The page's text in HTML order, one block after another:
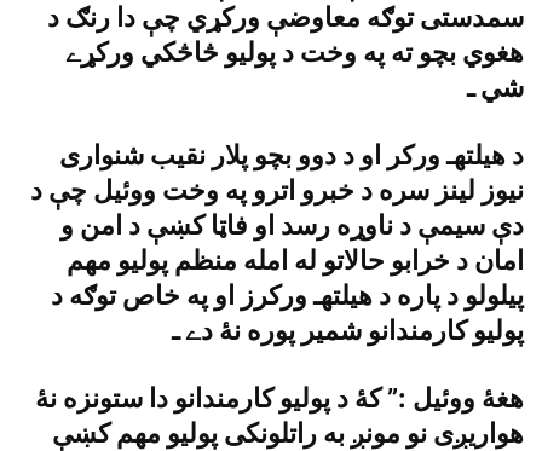
سمدستى توګه معاوضې ورکړي چې دا رنګ د
هغوي بچو ته په وخت د پوليو څاڅکي ورکړے
شي ـ
د هيلتهـ ورکر او د دوو بچو پلار نقيب شنوارى
نيوز لينز سره د خبرو اترو په وخت ووئيل چې د
دې سيمې د ناوړه رسد او فاټا کښې د امن و
امان د خرابو حالاتو له امله منظم پوليو مهم
پيلولو د پاره د هيلتهـ ورکرز او په خاص توګه د
پوليو کارمندانو شمير پوره نۀ دے ـ
هغۀ ووئيل :” کۀ د پوليو کارمندانو دا ستونزه نۀ
هواريږى نو مونږ به راتلونکى پوليو مهم کښې